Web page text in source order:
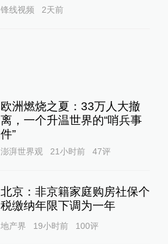
锋线视频 2天前
欧洲燃烧之夏：33万人大撤
离，一个升温世界的“哨兵事
件”
澎湃世界观 21小时前 47评
北京：非京籍家庭购房社保个
税缴纳年限下调为一年
地产界 19小时前 100评